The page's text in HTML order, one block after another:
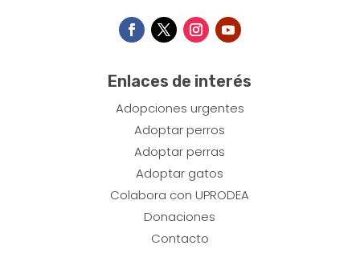
Enlaces de interés
Adopciones urgentes
​Adoptar perros
Adoptar perras
Adoptar gatos
Colabora con UPRODEA
Donaciones
Contacto